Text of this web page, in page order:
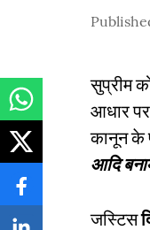
सुप्रीम
आधार पर
कानून के
आदि
जस्टिस